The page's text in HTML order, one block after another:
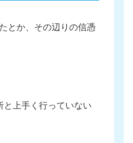
とか、その辺りの信憑
上手く行っていない